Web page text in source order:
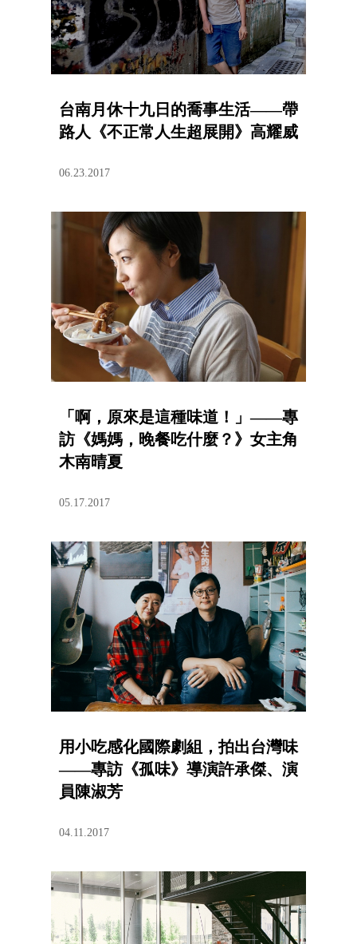
台南月休十九日的喬事生活——帶
路人《不正常人生超展開》高耀威
06.23.2017
「啊，原來是這種味道！」——專
訪《媽媽，晚餐吃什麼？》女主角
木南晴夏
05.17.2017
用小吃感化國際劇組，拍出台灣味
——專訪《孤味》導演許承傑、演
員陳淑芳
04.11.2017